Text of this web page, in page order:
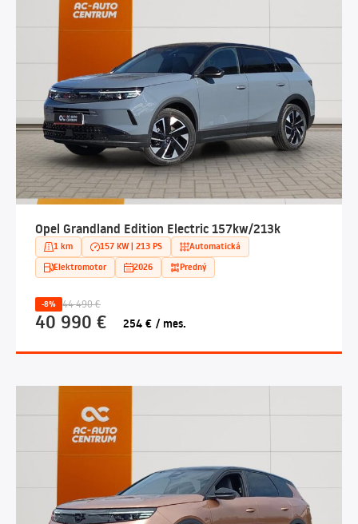
Opel Grandland Edition Electric 157kw/213k
1 km 157 KW | 213 PS
Automatická
Elektromotor
2026 Predný
-8% 44 490 €
40 990 € 254 € / mes.